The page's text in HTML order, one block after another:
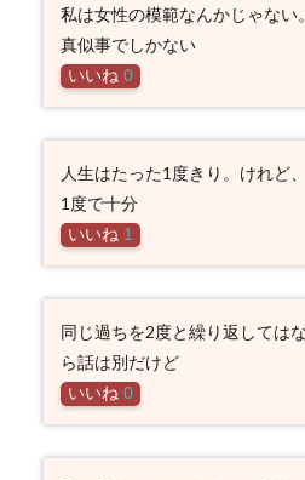
私は女性の模範なんかじゃない
真似事でしかない
いいね 0
人生はたった1度きり。けれど
1度で十分
いいね 1
同じ過ちを2度と繰り返しては
ら話は別だけど
いいね 0